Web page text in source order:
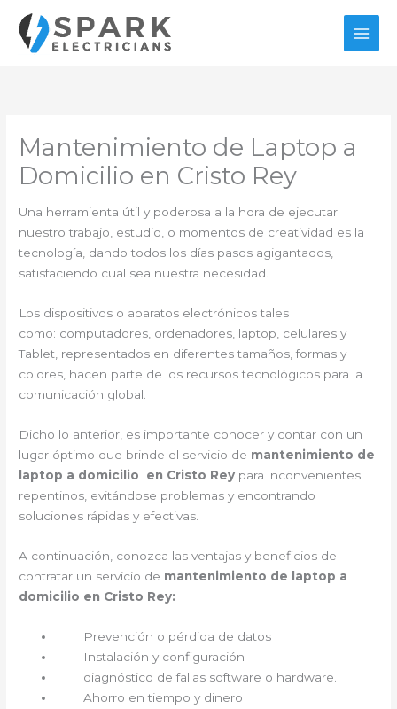
contenido
Mantenimiento de Laptop a
Domicilio en Cristo Rey
Una herramienta útil y poderosa a la hora de ejecutar
nuestro trabajo, estudio, o momentos de creatividad es la
tecnología, dando todos los días pasos agigantados,
satisfaciendo cual sea nuestra necesidad.
Los dispositivos o aparatos electrónicos tales
como: computadores, ordenadores, laptop, celulares y
Tablet, representados en diferentes tamaños, formas y
colores, hacen parte de los recursos tecnológicos para la
comunicación global.
Dicho lo anterior, es importante conocer y contar con un
lugar óptimo que brinde el servicio de mantenimiento de
laptop a domicilio en Cristo Rey para inconvenientes
repentinos, evitándose problemas y encontrando
soluciones rápidas y efectivas.
A continuación, conozca las ventajas y beneficios de
contratar un servicio de mantenimiento de laptop a
domicilio en Cristo Rey:
Prevención o pérdida de datos
Instalación y configuración
diagnóstico de fallas software o hardware.
Ahorro en tiempo y dinero